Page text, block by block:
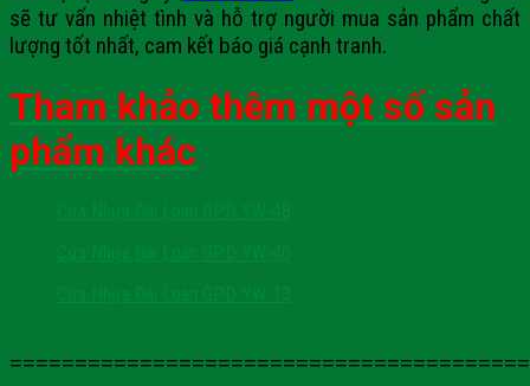
sẽ tư vấn nhiệt tình và hỗ trợ người mua sản phẩm chất
lượng tốt nhất, cam kết báo giá cạnh tranh.
Tham khảo thêm một số sản
phẩm khác